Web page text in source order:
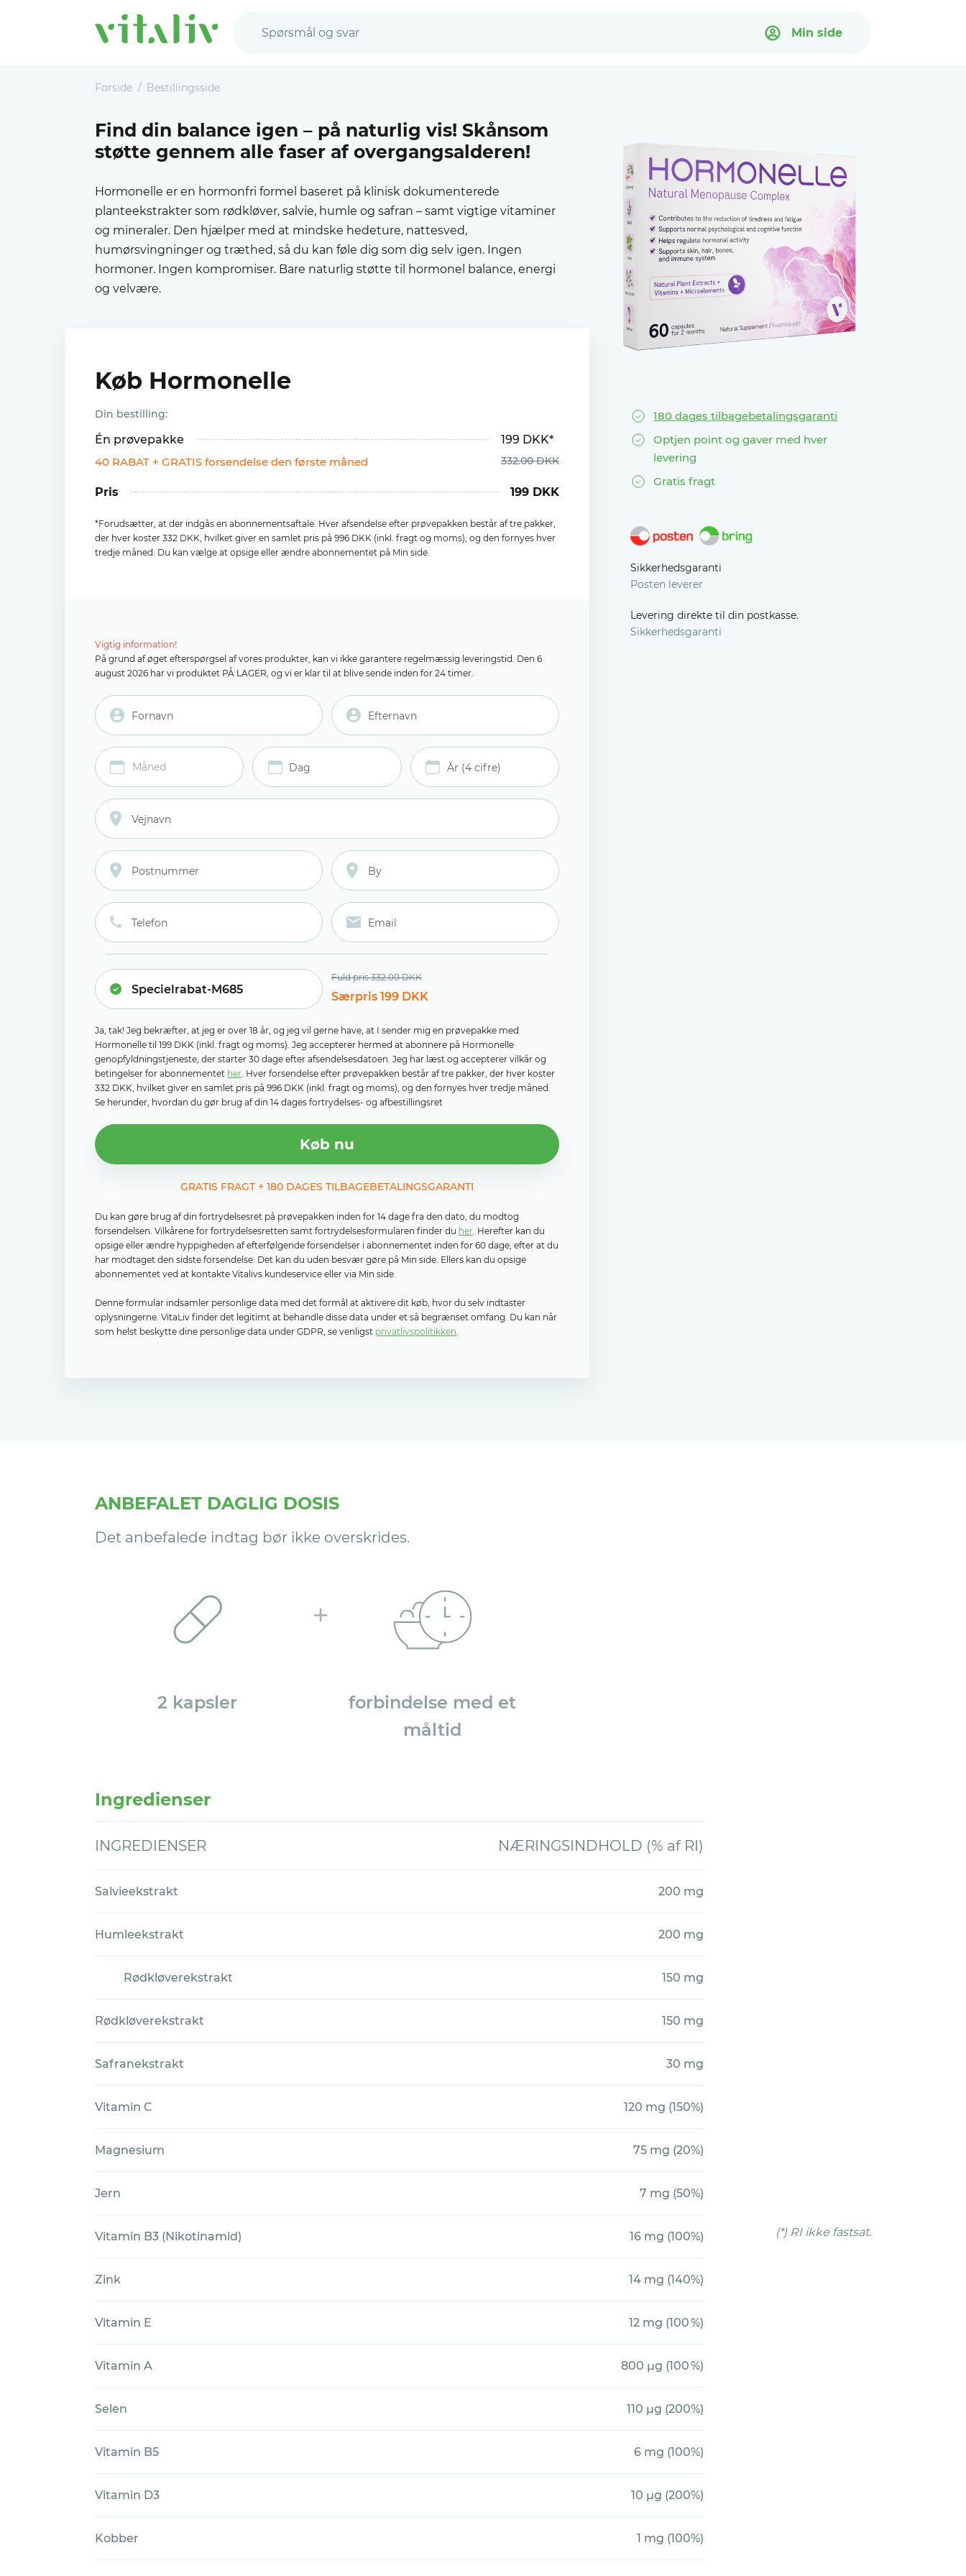
Spørsmål og svar Min side
Forside Bestillingsside
Find din balance igen – på naturlig vis! Skånsom
støtte gennem alle faser af overgangsalderen!
Hormonelle er en hormonfri formel baseret på klinisk dokumenterede
planteekstrakter som rødkløver, salvie, humle og safran – samt vigtige vitaminer
og mineraler. Den hjælper med at mindske hedeture, nattesved,
humørsvingninger og træthed, så du kan føle dig som dig selv igen. Ingen
hormoner. Ingen kompromiser. Bare naturlig støtte til hormonel balance, energi
og velvære.
Køb Hormonelle
Din bestilling:
Én prøvepakke
40 RABAT + GRATIS forsendelse den første måned
199 DKK*
332.00 DKK
Pris 199 DKK
*Forudsætter, at der indgås en abonnementsaftale. Hver afsendelse efter prøvepakken består af tre pakker,
der hver koster 332 DKK, hvilket giver en samlet pris på 996 DKK (inkl. fragt og moms), og den fornyes hver
tredje måned. Du kan vælge at opsige eller ændre abonnementet på Min side.
Vigtig information!
På grund af øget efterspørgsel af vores produkter, kan vi ikke garantere regelmæssig leveringstid. Den 6
august 2026 har vi produktet PÅ LAGER, og vi er klar til at blive sende inden for 24 timer.
Fuld pris 332.00 DKK
Særpris 199 DKK
Ja, tak! Jeg bekræfter, at jeg er over 18 år, og jeg vil gerne have, at I sender mig en prøvepakke med
Hormonelle til 199 DKK (inkl. fragt og moms). Jeg accepterer hermed at abonnere på Hormonelle
genopfyldningstjeneste, der starter 30 dage efter afsendelsesdatoen. Jeg har læst og accepterer vilkår og
betingelser for abonnementet her. Hver forsendelse efter prøvepakken består af tre pakker, der hver koster
332 DKK, hvilket giver en samlet pris på 996 DKK (inkl. fragt og moms), og den fornyes hver tredje måned.
Se herunder, hvordan du gør brug af din 14 dages fortrydelses- og afbestillingsret
Køb nu
GRATIS FRAGT + 180 DAGES TILBAGEBETALINGSGARANTI
Du kan gøre brug af din fortrydelsesret på prøvepakken inden for 14 dage fra den dato, du modtog
forsendelsen. Vilkårene for fortrydelsesretten samt fortrydelsesformularen finder du her. Herefter kan du
opsige eller ændre hyppigheden af ​​efterfølgende forsendelser i abonnementet inden for 60 dage, efter at du
har modtaget den sidste forsendelse. Det kan du uden besvær gøre på Min side. Ellers kan du opsige
abonnementet ved at kontakte Vitalivs kundeservice eller via Min side.
Denne formular indsamler personlige data med det formål at aktivere dit køb, hvor du selv indtaster
oplysningerne. VitaLiv finder det legitimt at behandle disse data under et så begrænset omfang. Du kan når
som helst beskytte dine personlige data under GDPR, se venligst privatlivspolitikken.
180 dages tilbagebetalingsgaranti
Optjen point og gaver med hver
levering
Gratis fragt
Sikkerhedsgaranti
Posten leverer
Levering direkte til din postkasse.
Sikkerhedsgaranti
ANBEFALET DAGLIG DOSIS
Det anbefalede indtag bør ikke overskrides.
2 kapsler
forbindelse med et
måltid
Ingredienser
INGREDIENSER NÆRINGSINDHOLD (% af RI)
Salvieekstrakt 200 mg
Humleekstrakt 200 mg
Rødkløverekstrakt 150 mg
Rødkløverekstrakt 150 mg
Safranekstrakt 30 mg
Vitamin C 120 mg (150%)
Magnesium 75 mg (20%)
Jern 7 mg (50%)
Vitamin B3 (Nikotinamid) 16 mg (100%)
Zink 14 mg (140%)
Vitamin E 12 mg (100 %)
Vitamin A 800 µg (100 %)
Selen 110 µg (200%)
Vitamin B5 6 mg (100%)
Vitamin D3 10 µg (200%)
Kobber 1 mg (100%)
(*) RI ikke fastsat.